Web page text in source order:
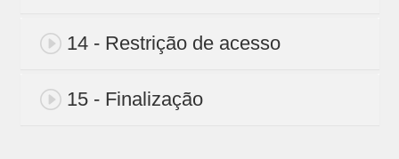
14 - Restrição de acesso
15 - Finalização